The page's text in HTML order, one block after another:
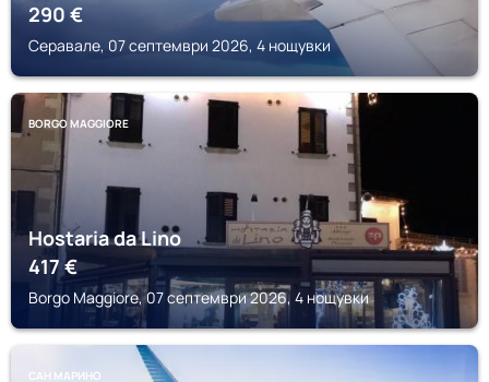
290€
Серавале, 07 септември 2026, 4 нощувки
BORGO MAGGIORE
Hostaria da Lino
417 €
Borgo Maggiore, 07 септември 2026, 4 нощувки
САН МАРИНО